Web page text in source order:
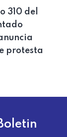
310 del
protesta